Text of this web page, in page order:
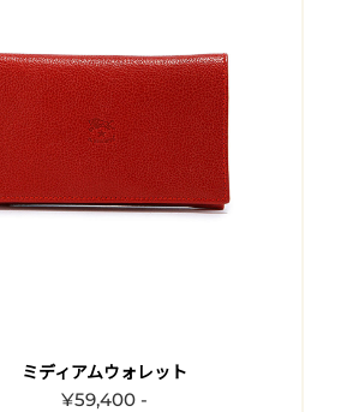
ミディアムウォレット
¥59,400 -